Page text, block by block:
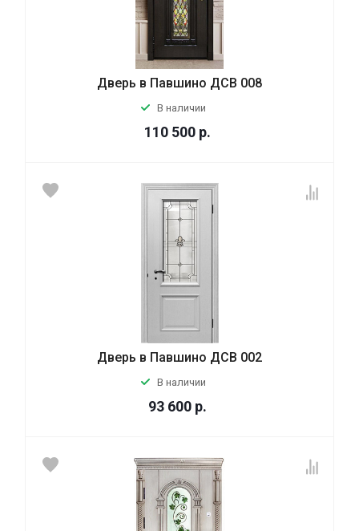
Дверь в Павшино ДСВ 008
В наличии
110 500 р.
Дверь в Павшино ДСВ 002
В наличии
93 600 р.